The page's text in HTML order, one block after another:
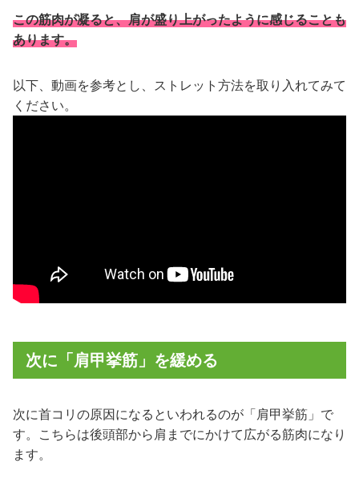
この筋肉が凝ると、肩が盛り上がったように感じることも
あります。
以下、動画を参考とし、ストレット方法を取り入れてみて
ください。
次に「肩甲挙筋」を緩める
次に首コリの原因になるといわれるのが「肩甲挙筋」で
す。こちらは後頭部から肩までにかけて広がる筋肉になり
ます。